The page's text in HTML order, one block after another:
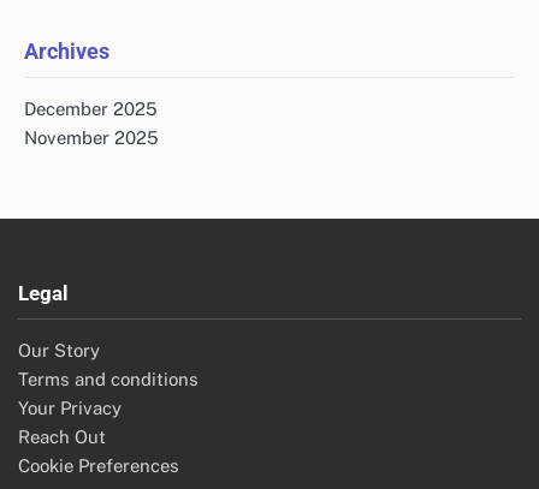
Archives
December 2025
November 2025
Legal
Our Story
Terms and conditions
Your Privacy
Reach Out
Cookie Preferences